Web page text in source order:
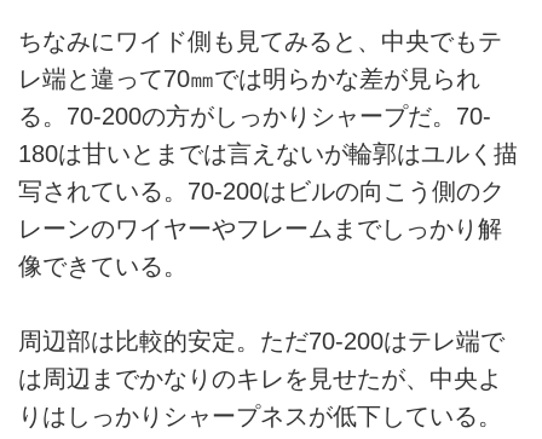
ちなみにワイド側も見てみると、中央でもテ
レ端と違って70㎜では明らかな差が見られ
る。70-200の方がしっかりシャープだ。70-
180は甘いとまでは言えないが輪郭はユルく描
写されている。70-200はビルの向こう側のク
レーンのワイヤーやフレームまでしっかり解
像できている。
周辺部は比較的安定。ただ70-200はテレ端で
は周辺までかなりのキレを見せたが、中央よ
りはしっかりシャープネスが低下している。